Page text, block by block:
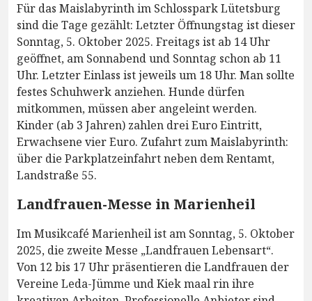
Für das Maislabyrinth im Schlosspark Lütetsburg
sind die Tage gezählt: Letzter Öffnungstag ist dieser
Sonntag, 5. Oktober 2025. Freitags ist ab 14 Uhr
geöffnet, am Sonnabend und Sonntag schon ab 11
Uhr. Letzter Einlass ist jeweils um 18 Uhr. Man sollte
festes Schuhwerk anziehen. Hunde dürfen
mitkommen, müssen aber angeleint werden.
Kinder (ab 3 Jahren) zahlen drei Euro Eintritt,
Erwachsene vier Euro. Zufahrt zum Maislabyrinth:
über die Parkplatzeinfahrt neben dem Rentamt,
Landstraße 55.
Landfrauen-Messe in Marienheil
Im Musikcafé Marienheil ist am Sonntag, 5. Oktober
2025, die zweite Messe „Landfrauen Lebensart“.
Von 12 bis 17 Uhr präsentieren die Landfrauen der
Vereine Leda-Jümme und Kiek maal rin ihre